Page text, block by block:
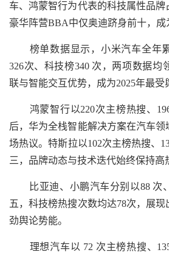
车、鸿蒙智行为代表的科技属性品
豪华阵营BBA中仅奥迪跻身前十，成
榜单数据显示，小米汽车全年
326次、科技榜340 次，两项数据均
联与智能交互优势，成为2025年最受
鸿蒙智行以220次主榜热搜、
后，华为全栈智能解决方案在汽车
场热议。特斯拉以102次主榜热搜、
三，品牌动态与技术迭代始终保持高
比亚迪、小鹏汽车分别以88 次
五，科技榜热搜次数均达78次，展
劲舆论势能。
理想汽车以 72 次主榜热搜、